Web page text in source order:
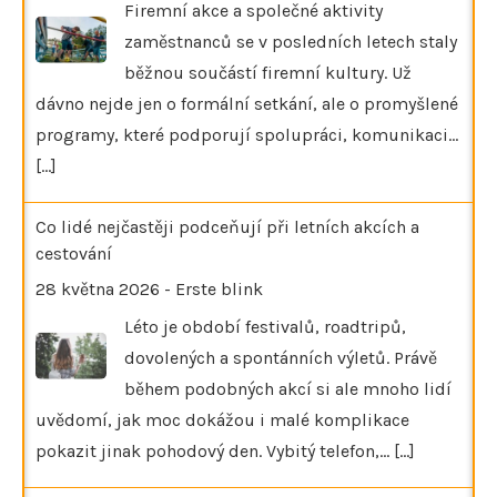
Firemní akce a společné aktivity
zaměstnanců se v posledních letech staly
běžnou součástí firemní kultury. Už
dávno nejde jen o formální setkání, ale o promyšlené
programy, které podporují spolupráci, komunikaci…
[...]
Co lidé nejčastěji podceňují při letních akcích a
cestování
28 května 2026 - Erste blink
Léto je období festivalů, roadtripů,
dovolených a spontánních výletů. Právě
během podobných akcí si ale mnoho lidí
uvědomí, jak moc dokážou i malé komplikace
pokazit jinak pohodový den. Vybitý telefon,… [...]